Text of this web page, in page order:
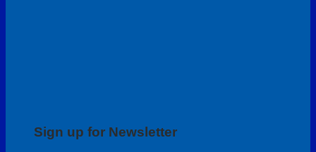
Sign up for Newsletter